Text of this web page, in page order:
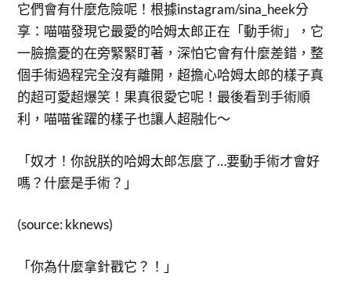
它們會有什麼危險呢！根據instagram/sina_heek分
享：喵喵發現它最愛的哈姆太郎正在「動手術」，它
一臉擔憂的在旁緊緊盯著，深怕它會有什麼差錯，整
個手術過程完全沒有離開，超擔心哈姆太郎的樣子真
的超可愛超爆笑！果真很愛它呢！最後看到手術順
利，喵喵雀躍的樣子也讓人超融化～
「奴才！你說朕的哈姆太郎怎麼了…要動手術才會好
嗎？什麼是手術？」
(source: kknews)
「你為什麼拿針戳它？！」